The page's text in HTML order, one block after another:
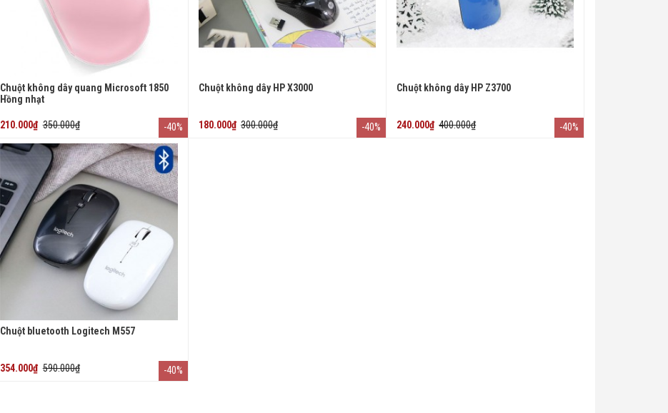
Chuột không dây quang Microsoft 1850
Hồng nhạt
210.000₫ 350.000₫ -40%
Chuột không dây HP X3000
180.000₫ 300.000₫ -40%
Chuột không dây HP Z3700
240.000₫ 400.000₫ -40%
Chuột bluetooth Logitech M557
354.000₫ 590.000₫ -40%